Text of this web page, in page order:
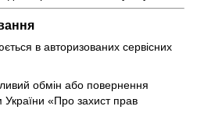
в авторизованих сервісних
обмін або повернення
України «Про захист прав